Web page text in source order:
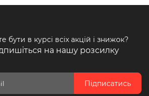
бути в курсі всіх акцій і знижок?
на нашу розсилку
Підписатись